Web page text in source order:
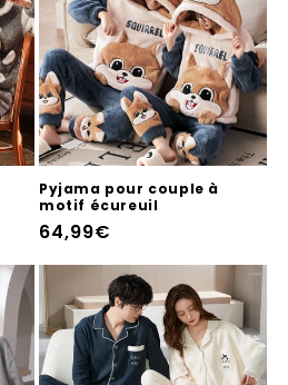
Pyjama pour couple à
motif écureuil
Prix
habituel
64,99€